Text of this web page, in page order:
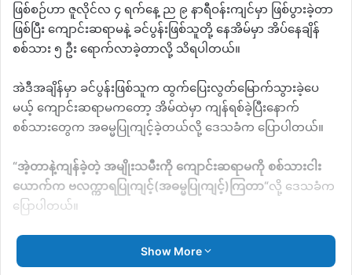
ဖြစ်စဉ်ဟာ ဇူလိုင်လ ၄ ရက်နေ့ ည ၉ နာရီဝန်းကျင်မှာ ဖြစ်ပွားခဲ့တာ
ဖြစ်ပြီး ကျောင်းဆရာမနဲ့ ခင်ပွန်းဖြစ်သူတို့ နေအိမ်မှာ အိပ်နေချိန်
စစ်သား ၅ ဦး ရောက်လာခဲ့တာလို့ သိရပါတယ်။
အဲဒီအချိန်မှာ ခင်ပွန်းဖြစ်သူက ထွက်ပြေးလွတ်မြောက်သွားခဲ့ပေ
မယ့် ကျောင်းဆရာမကတော့ အိမ်ထဲမှာ ကျန်ရစ်ခဲ့ပြီးနောက်
စစ်သားတွေက အဓမ္မပြုကျင့်ခဲ့တယ်လို့ ဒေသခံက ပြောပါတယ်။
“အဲ့တာနဲ့ကျန်ခဲ့တဲ့ အမျိုးသမီးကို ကျောင်းဆရာမကို စစ်သားငါး
ယောက်က ဗလက္ကာရပြုကျင့်(အဓမ္မပြုကျင့်) ကြတာ“လို့ ဒေသခံက
ပြောပါတယ်။
ဖြစ်စဉ်အတွင်း ကျောင်းဆရာမရဲ့ခင်ပွန်းဖြစ်သူက
နေထိုင်တဲ့ စစ်ကြောင်းမှူးရဲ့ ဖခင်ဖြစ်သူ ဦးဝင်းအောင်ဆီ
Show More